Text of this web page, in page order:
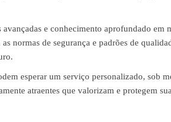
e conhecimento aprofundado em
normas de segurança e padrões de
esperar um serviço personalizado, sob
atraentes que valorizam e protegem